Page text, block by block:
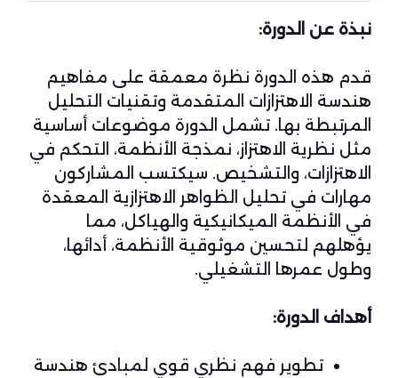
نبذة عن الدورة:
قدم هذه الدورة نظرة معمقة على مفاهيم
هندسة الاهتزازات المتقدمة وتقنيات التحليل
المرتبطة بها. تشمل الدورة موضوعات أساسية
مثل نظرية الاهتزاز، نمذجة الأنظمة، التحكم في
الاهتزازات، والتشخيص. سيكتسب المشاركون
مهارات في تحليل الظواهر الاهتزازية المعقدة
في الأنظمة الميكانيكية والهياكل، مما
يؤهلهم لتحسين موثوقية الأنظمة، أدائها،
وطول عمرها التشغيلي.
أهداف الدورة:
تطوير فهم نظري قوي لمبادئ هندسة